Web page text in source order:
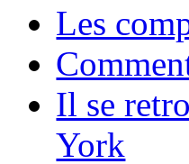
Les
Il se
York